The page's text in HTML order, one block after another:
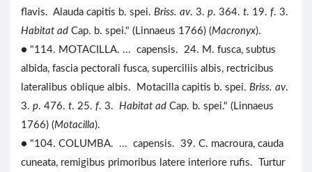
flavis. Alauda capitis b. spei. Briss. av. 3. p. 364. t. 19. f. 3.
Habitat ad Cap. b. spei." (Linnaeus 1766) (Macronyx).
● "114. MOTACILLA. ... capensis. 24. M. fusca, subtus
albida, fascia pectorali fusca, superciliis albis, rectricibus
lateralibus oblique albis. Motacilla capitis b. spei. Briss. av.
3. p. 476. t. 25. f. 3. Habitat ad Cap. b. spei." (Linnaeus
1766) (Motacilla).
● "104. COLUMBA. ... capensis. 39. C. macroura, cauda
cuneata, remigibus primoribus latere interiore rufis. Turtur